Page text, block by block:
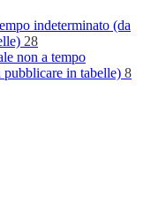
indeterminato (da
28
non a tempo
pubblicare in tabelle) 8